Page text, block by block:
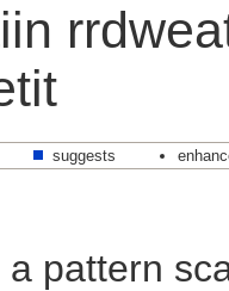
suggests
a pattern